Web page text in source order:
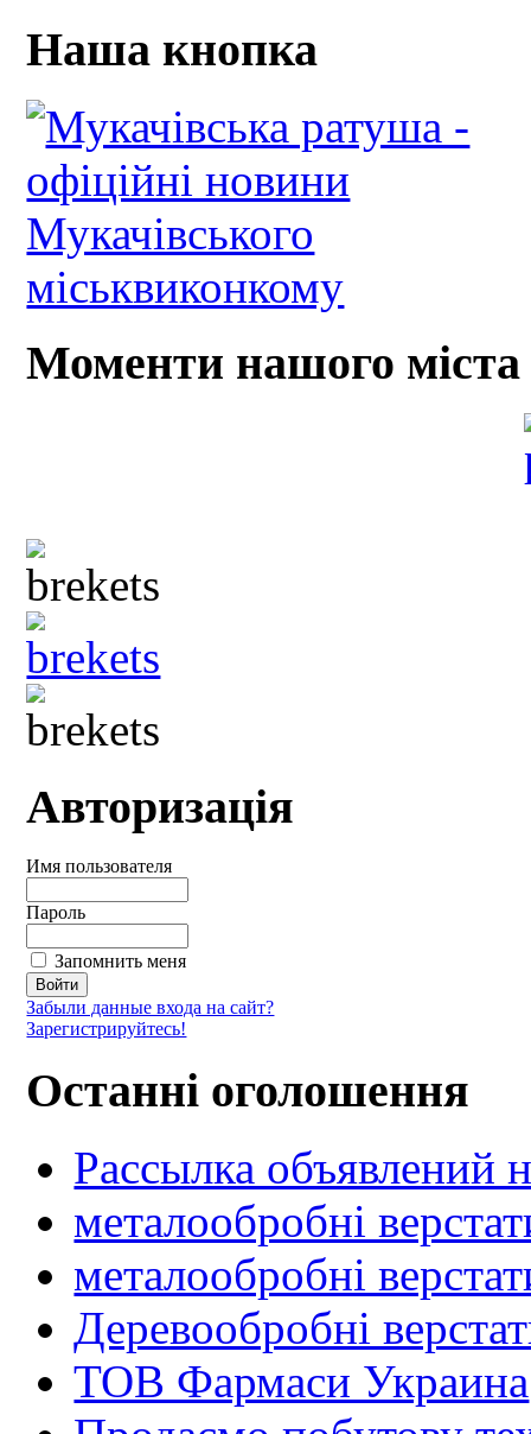
Наша кнопка
Моменти нашого міста
Авторизація
Имя пользователя
Пароль
Запомнить меня
Забыли данные входа на сайт?
Зарегистрируйтесь!
Останні оголошення
Рассылка объявлений
металообробні
металообробні
Деревообробні
ТОВ Фармаси Украина